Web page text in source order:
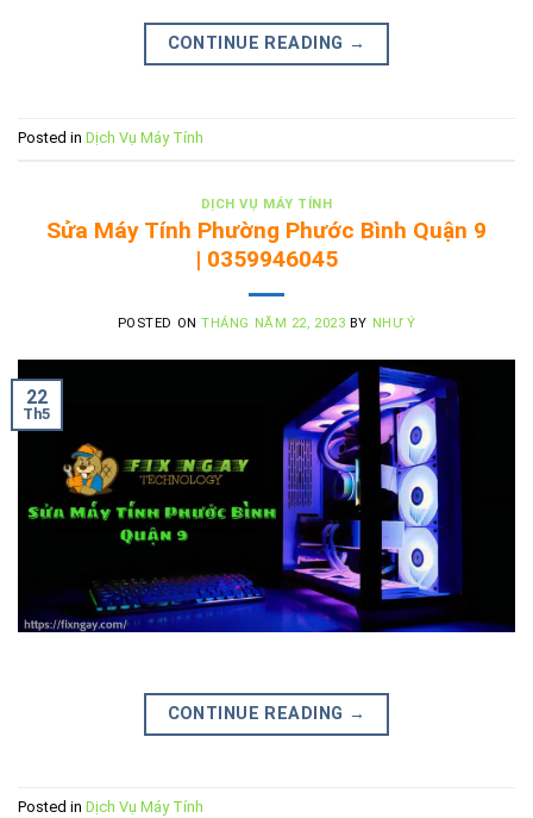
CONTINUE READING →
Posted in Dịch Vụ Máy Tính
DỊCH VỤ MÁY TÍNH
Sửa Máy Tính Phường Phước Bình Quận 9
| 0359946045
POSTED ONTHÁNG NĂM 22, 2023 BY NHƯ Ý
22
Th5
CONTINUE READING →
Posted in Dịch Vụ Máy Tính